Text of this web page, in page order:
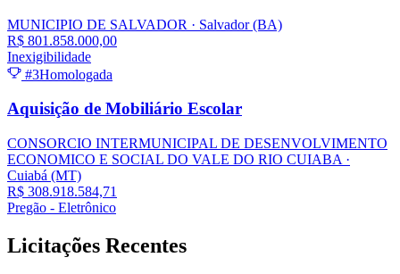
MUNICIPIO DE SALVADOR · Salvador(BA)
R$ 801.858.000,00
Inexigibilidade
#3Homologada
Aquisição de Mobiliário Escolar
CONSORCIO INTERMUNICIPAL DE DESENVOLVIMENTO
ECONOMICO E SOCIAL DO VALE DO RIO CUIABA ·
Cuiabá (MT)
R$ 308.918.584,71
Pregão - Eletrônico
Licitações Recentes